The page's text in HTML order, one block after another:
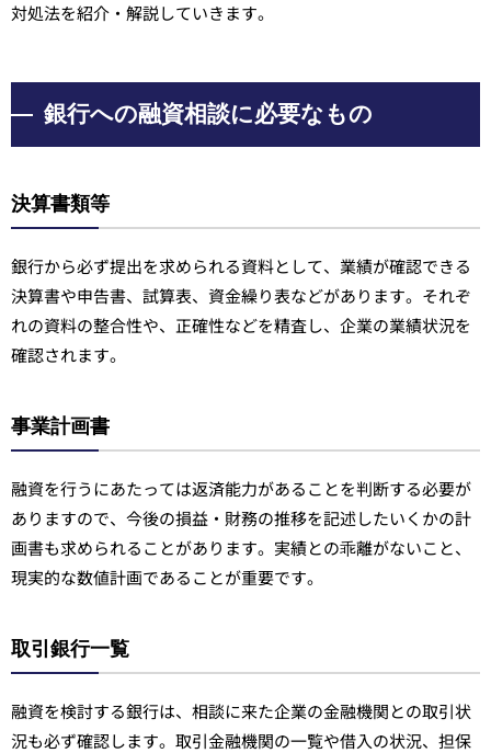
対処法を紹介・解説していきます。
銀行への融資相談に必要なもの
決算書類等
銀行から必ず提出を求められる資料として、業績が確認できる
決算書や申告書、試算表、資金繰り表などがあります。それぞ
れの資料の整合性や、正確性などを精査し、企業の業績状況を
確認されます。
事業計画書
融資を行うにあたっては返済能力があることを判断する必要が
ありますので、今後の損益・財務の推移を記述したいくかの計
画書も求められることがあります。実績との乖離がないこと、
現実的な数値計画であることが重要です。
取引銀行一覧
融資を検討する銀行は、相談に来た企業の金融機関との取引状
況も必ず確認します。取引金融機関の一覧や借入の状況、担保